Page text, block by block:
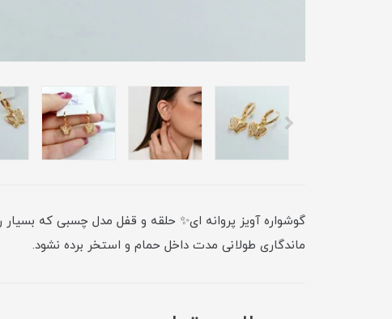
گوشواره آویز پروانه ای✨ حلقه و قفل مدل چسبی که
ماندگاری طولانی مدت داخل حمام و استخر برده نشود.